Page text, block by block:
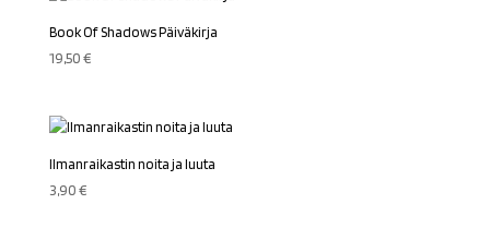
Book Of Shadows Päiväkirja
19,50€
Ilmanraikastin noita ja luuta
3,90€